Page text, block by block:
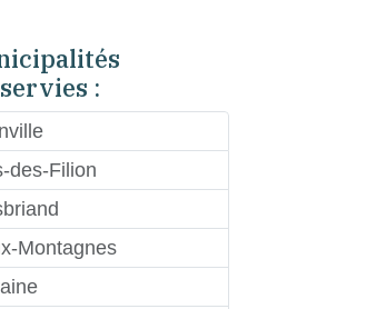
:
des-Filion
Montagnes